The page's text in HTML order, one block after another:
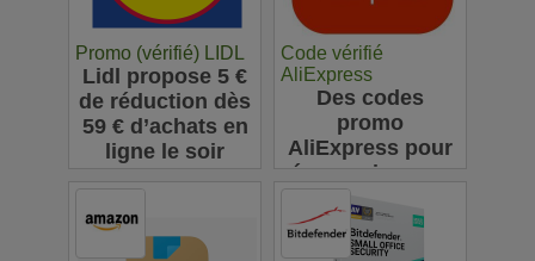
Promo (vérifié) LIDL
Lidl propose 5 €
de réduction dès
59 € d’achats en
ligne le soir
Code vérifié
AliExpress
Des codes
promo
AliExpress pour
économiser sur
vos achats en
ligne : jusqu'à
63€